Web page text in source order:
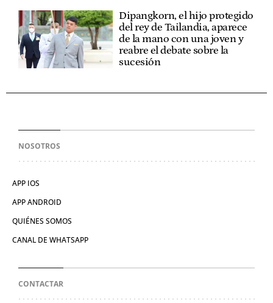
Dipangkorn, el hijo protegido
del rey de Tailandia, aparece
de la mano con una joven y
reabre el debate sobre la
sucesión
NOSOTROS
APP IOS
APP ANDROID
QUIÉNES SOMOS
CANAL DE WHATSAPP
CONTACTAR